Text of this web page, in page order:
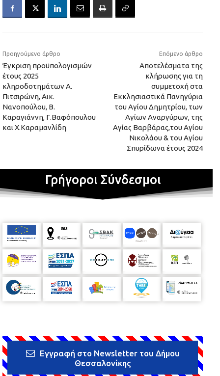
Προηγούμενο άρθρο
Έγκριση προϋπολογισμών
έτους 2025
κληροδοτημάτων Α.
Πιτσιρώνη, Αικ.
Νανοπούλου, Β.
Καραγιάννη, Γ.Βαφόπουλου
και Χ.Καραμανλίδη
Επόμενο άρθρο
Αποτελέσματα της
κλήρωσης για τη
συμμετοχή στα
Εκκλησιαστικά Πανηγύρια
του Αγίου Δημητρίου, των
Αγίων Αναργύρων, της
Αγίας Βαρβάρας,του Αγίου
Νικολάου & του Αγίου
Σπυρίδωνα έτους 2024
Γρήγοροι Σύνδεσμοι
Εγγραφή στο Newsletter του Δήμου
Θεσσαλονίκης